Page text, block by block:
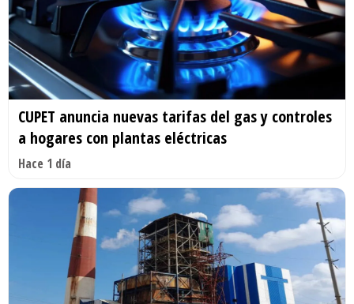
CUPET anuncia nuevas tarifas del gas y controles
a hogares con plantas eléctricas
Hace 1 día